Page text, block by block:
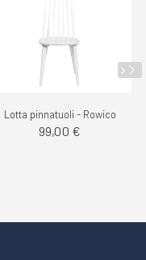
Lotta pinnatuoli - Rowico
99,00 €